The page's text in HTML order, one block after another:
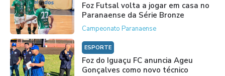
Foz Futsal volta a jogar em casa no
Paranaense da Série Bronze
Campeonato Paranaense
ESPORTE
Foz do Iguaçu FC anuncia Ageu
Gonçalves como novo técnico